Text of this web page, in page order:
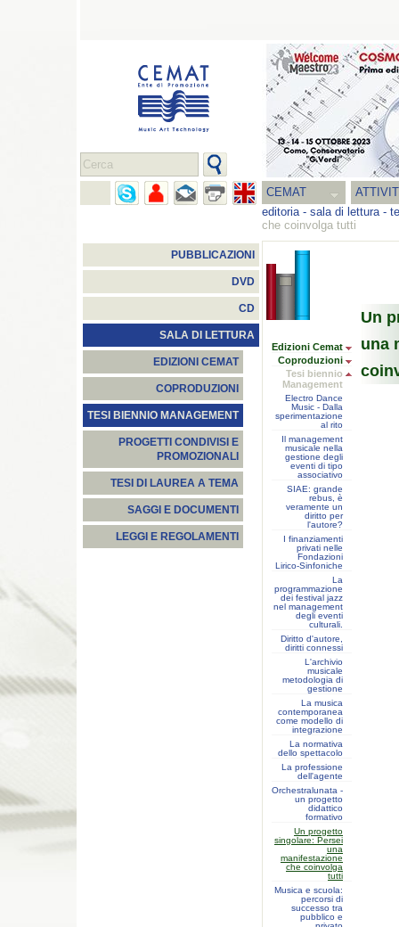
CEMAT
editoria- sala di lettura-
che coinvolga tutti
PUBBLICAZIONI
DVD
CD
SALA DI LETTURA
EDIZIONI CEMAT
COPRODUZIONI
TESI BIENNIO MANAGEMENT
PROGETTI CONDIVISI E
PROMOZIONALI
TESI DI LAUREA A TEMA
SAGGI E DOCUMENTI
LEGGI E REGOLAMENTI
Edizioni Cemat
Coproduzioni
Tesi biennio
Management
Electro Dance
Music - Dalla
sperimentazione
al rito
Il management
musicale nella
gestione degli
eventi di tipo
associativo
SIAE: grande
rebus, è
veramente un
diritto per
l'autore?
I finanziamenti
privati nelle
Fondazioni
Lirico-Sinfoniche
La
programmazione
dei festival jazz
nel management
degli eventi
culturali.
Diritto d'autore,
diritti connessi
L'archivio
musicale
metodologia di
gestione
La musica
contemporanea
come modello di
integrazione
La normativa
dello spettacolo
La professione
dell'agente
Orchestralunata -
un progetto
didattico
formativo
Un progetto
singolare: Persei
una
manifestazione
che coinvolga
tutti
Musica e scuola:
percorsi di
successo tra
pubblico e
Un
una